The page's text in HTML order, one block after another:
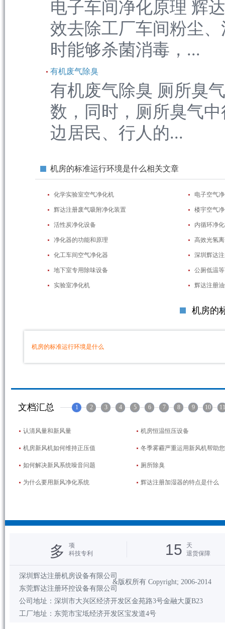
电子车间净化原理 辉
效去除工厂车间粉尘
时能够杀菌消毒，...
有机废气除臭
有机废气除臭 厕所臭
数，同时，厕所臭气
边居民、行人的...
机房的标准运行环境是什么相关文章
化学实验室空气净化机 电子空气
辉达注册废气吸附净化装置 楼宇空气
活性炭净化设备 内循环净
净化器的功能和原理 高效光氢
化工车间空气净化器 深圳辉达
地下室专用除味设备 公厕低温
实验室净化机 辉达注册
机房的
机房的标准运行环境是什么
文档汇总 1 2 3 4 5 6 7 8 9 10 11
认清风量和新风量 机房恒温恒压设备
机房新风机如何维持正压值 冬季雾霾严重运用新风机帮助您
如何解决新风系统噪音问题 厕所除臭
为什么要用新风净化系统 辉达注册加湿器的特点是什么
多
项
科技专利
15
天
退货保障
&版权所有 Copyright; 2006-2014
深圳辉达注册机房设备有限公司
东莞辉达注册环控设备有限公司
公司地址：深圳市大兴区经济开发区金苑路3号金融大厦B23
工厂地址：东莞市宝坻经济开发区宝发道4号